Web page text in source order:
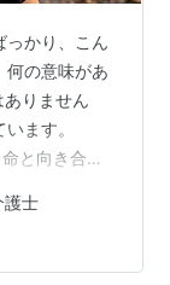
っかり、こん
何の意味があ
りません
ます。
と向き合
す。 「人は
じることがで
りません。誰
護士